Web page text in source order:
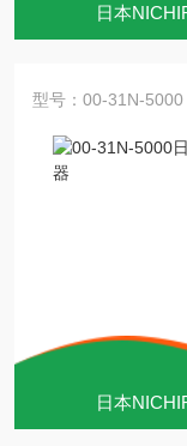
日本
型号：00-31N-5000
日本